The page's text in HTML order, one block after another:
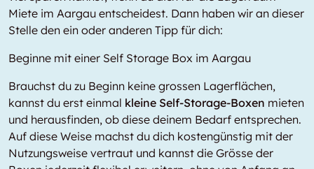
Miete im Aargau entscheidest. Dann haben wir an dieser
Stelle den ein oder anderen Tipp für dich:
Beginne mit einer Self Storage Box im Aargau
Brauchst du zu Beginn keine grossen Lagerflächen,
kannst du erst einmal kleine Self-Storage-Boxen mieten
und herausfinden, ob diese deinem Bedarf entsprechen.
Auf diese Weise machst du dich kostengünstig mit der
Nutzungsweise vertraut und kannst die Grösse der